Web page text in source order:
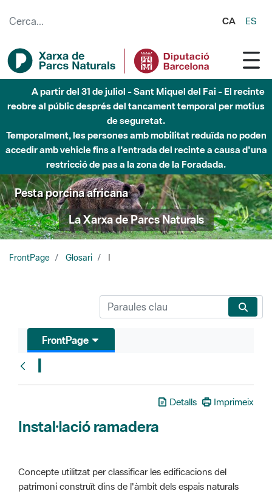
CA ES
A partir del 31 de juliol - Sant Miquel del Fai - El recinte
reobre al públic després del tancament temporal per motius
de seguretat.
Temporalment, les persones amb mobilitat reduïda no poden
accedir amb vehicle fins a l'entrada del recinte a causa d'una
restricció de pas a la zona de la Foradada.
Pesta porcina africana
La Xarxa de Parcs Naturals
FrontPage Glosari
FrontPage
I
Detalls Imprimeix
Instal·lació ramadera
Concepte utilitzat per classificar les edificacions del
patrimoni construït dins de l'àmbit dels espais naturals